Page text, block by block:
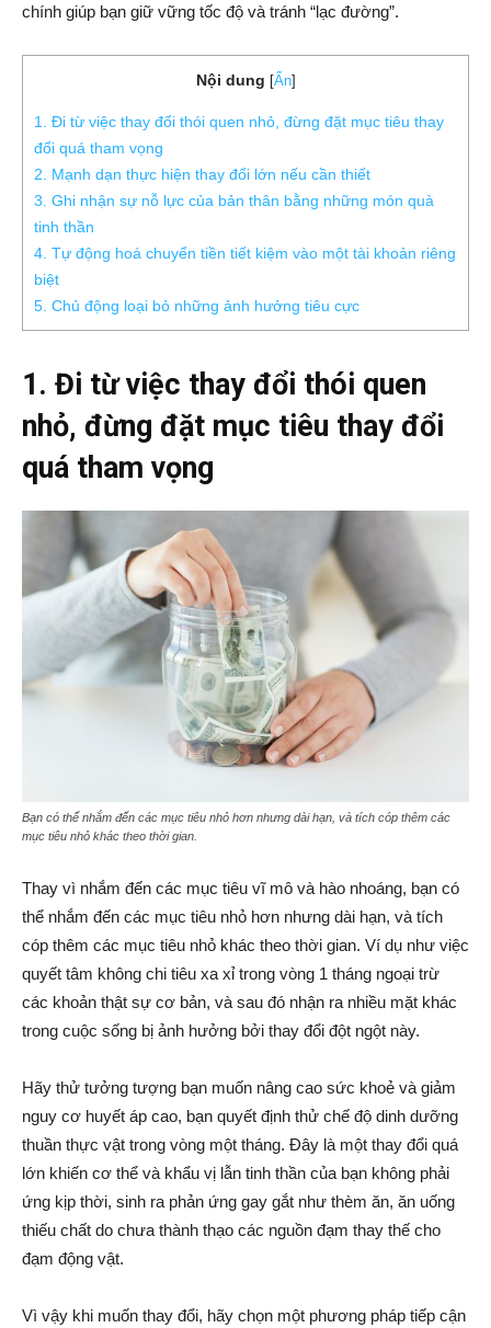
chính giúp bạn giữ vững tốc độ và tránh “lạc đường”.
Nội dung [Ẩn]
1. Đi từ việc thay đổi thói quen nhỏ, đừng đặt mục tiêu thay
đổi quá tham vọng
2. Mạnh dạn thực hiện thay đổi lớn nếu cần thiết
3. Ghi nhận sự nỗ lực của bản thân bằng những món quà
tinh thần
4. Tự động hoá chuyển tiền tiết kiệm vào một tài khoản riêng
biệt
5. Chủ động loại bỏ những ảnh hưởng tiêu cực
1. Đi từ việc thay đổi thói quen
nhỏ, đừng đặt mục tiêu thay đổi
quá tham vọng
Bạn có thể nhắm đến các mục tiêu nhỏ hơn nhưng dài hạn, và tích cóp thêm các
mục tiêu nhỏ khác theo thời gian.
Thay vì nhắm đến các mục tiêu vĩ mô và hào nhoáng, bạn có
thể nhắm đến các mục tiêu nhỏ hơn nhưng dài hạn, và tích
cóp thêm các mục tiêu nhỏ khác theo thời gian. Ví dụ như việc
quyết tâm không chi tiêu xa xỉ trong vòng 1 tháng ngoại trừ
các khoản thật sự cơ bản, và sau đó nhận ra nhiều mặt khác
trong cuộc sống bị ảnh hưởng bởi thay đổi đột ngột này.
Hãy thử tưởng tượng bạn muốn nâng cao sức khoẻ và giảm
nguy cơ huyết áp cao, bạn quyết định thử chế độ dinh dưỡng
thuần thực vật trong vòng một tháng. Đây là một thay đổi quá
lớn khiến cơ thể và khẩu vị lẫn tinh thần của bạn không phải
ứng kịp thời, sinh ra phản ứng gay gắt như thèm ăn, ăn uống
thiếu chất do chưa thành thạo các nguồn đạm thay thế cho
đạm động vật.
Vì vậy khi muốn thay đổi, hãy chọn một phương pháp tiếp cận